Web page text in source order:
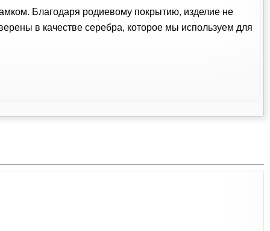
Благодаря родиевому покрытию, изделие не
в качестве серебра, которое мы используем для